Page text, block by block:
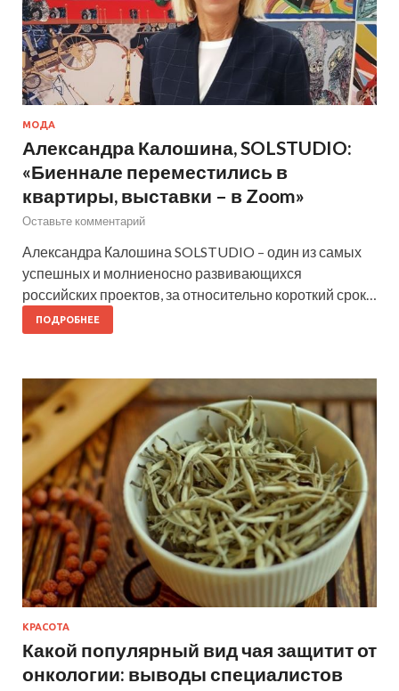
МОДА
Александра Калошина, SOLSTUDIO:
«Биеннале переместились в
квартиры, выставки – в Zoom»
Оставьте комментарий
Александра Калошина SOLSTUDIO – один из самых
успешных и молниеносно развивающихся
российских проектов, за относительно короткий срок…
ПОДРОБНЕЕ
КРАСОТА
Какой популярный вид чая защитит от
онкологии: выводы специалистов